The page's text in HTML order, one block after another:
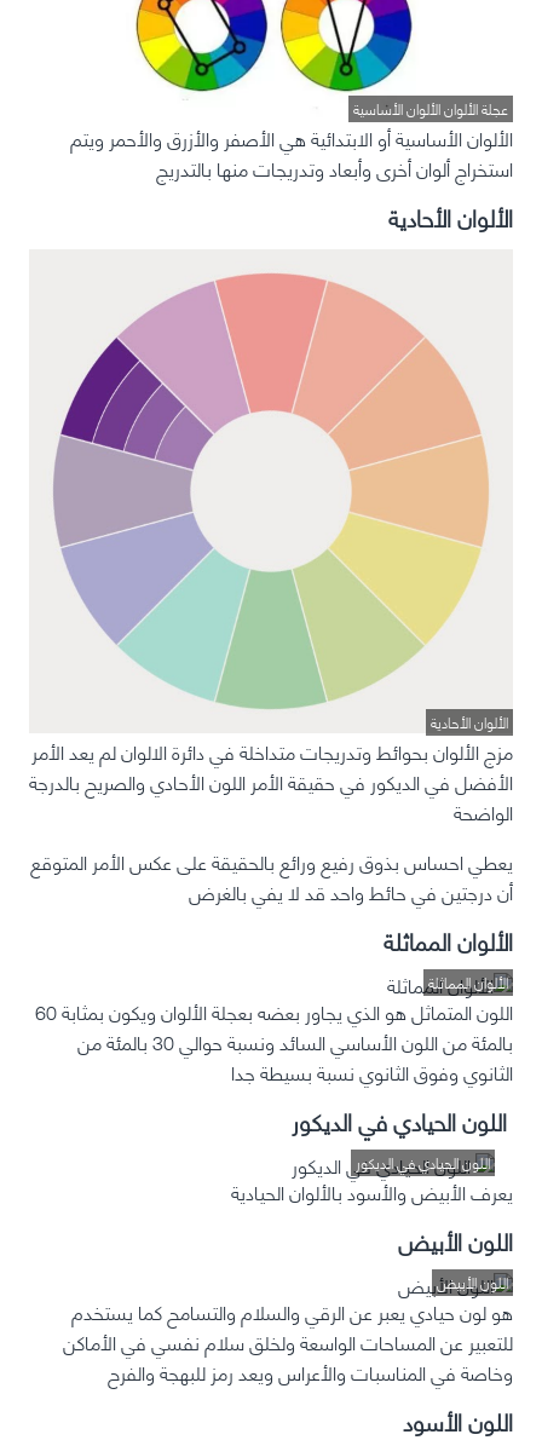
عجلة الألوان الألوان الأساسية
الألوان الأساسية أو الابتدائية هي الأصفر والأزرق والأحمر ويتم
استخراج ألوان أخرى وأبعاد وتدريجات منها بالتدريج
الألوان الأحادية
الألوان الأحادية
مزج الألوان بحوائط وتدريجات متداخلة في دائرة الالوان لم يعد الأمر
الأفضل في الديكور في حقيقة الأمر اللون الأحادي والصريح بالدرجة
الواضحة
يعطي احساس بذوق رفيع ورائع بالحقيقة على عكس الأمر المتوقع
أن درجتين في حائط واحد قد لا يفي بالغرض
الألوان المماثلة
الألوان المماثلة
اللون المتماثل هو الذي يجاور بعضه بعجلة الألوان ويكون بمثابة 60
بالمئة من اللون الأساسي السائد ونسبة حوالي 30 بالمئة من
الثانوي وفوق الثانوي نسبة بسيطة جدا
اللون الحيادي في الديكور
اللون الحيادي في الديكور
يعرف الأبيض والأسود بالألوان الحيادية
اللون الأبيض
اللون الأبيض
هو لون حيادي يعبر عن الرقي والسلام والتسامح كما يستخدم
للتعبير عن المساحات الواسعة ولخلق سلام نفسي في الأماكن
وخاصة في المناسبات والأعراس ويعد رمز للبهجة والفرح
اللون الأسود